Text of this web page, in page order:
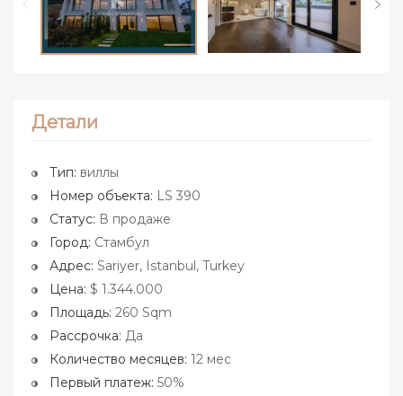
Детали
Тип: виллы
Номер объекта: LS 390
Статус: В продаже
Город: Стамбул
Адрес: Sariyer, Istanbul, Turkey
Цена: $ 1.344.000
Площадь: 260 Sqm
Рассрочка: Да
Количество месяцев: 12 мес
Первый платеж: 50%